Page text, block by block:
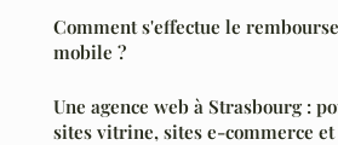
Comment s'effectue le
mobile ?
Une agence web à Strasbourg :
sites vitrine, sites e-commerce